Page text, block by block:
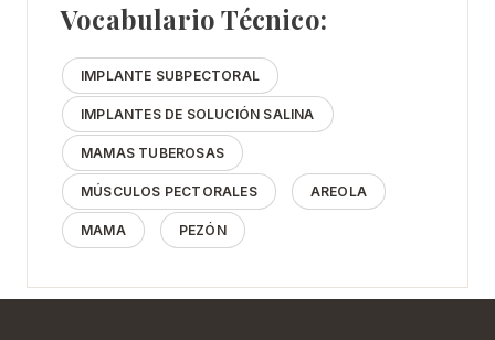
Vocabulario Técnico:
IMPLANTE SUBPECTORAL
IMPLANTES DE SOLUCIÓN SALINA
MAMAS TUBEROSAS
MÚSCULOS PECTORALES AREOLA
MAMA PEZÓN